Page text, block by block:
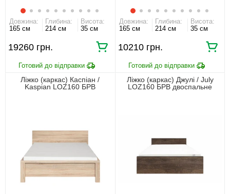
Довжина:
165 см
Глибина:
214 см
Висота:
35 см
19260 грн.
Довжина:
165 см
Глибина:
214 см
Висота:
35 см
10210 грн.
Ліжко (каркас) Каспіан /
Kaspian LOZ160 БРВ
Ліжко (каркас) Джулі / July
LOZ160 БРВ двоспальне